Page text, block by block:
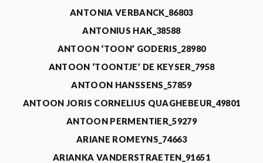
ANTONIA VERBANCK_86803
ANTONIUS HAK_38588
ANTOON ‘TOON’ GODERIS_28980
ANTOON ‘TOONTJE’ DE KEYSER_7958
ANTOON HANSSENS_57859
ANTOON JORIS CORNELIUS QUAGHEBEUR_49801
ANTOON PERMENTIER_59279
ARIANE ROMEYNS_74663
ARIANKA VANDERSTRAETEN_91651